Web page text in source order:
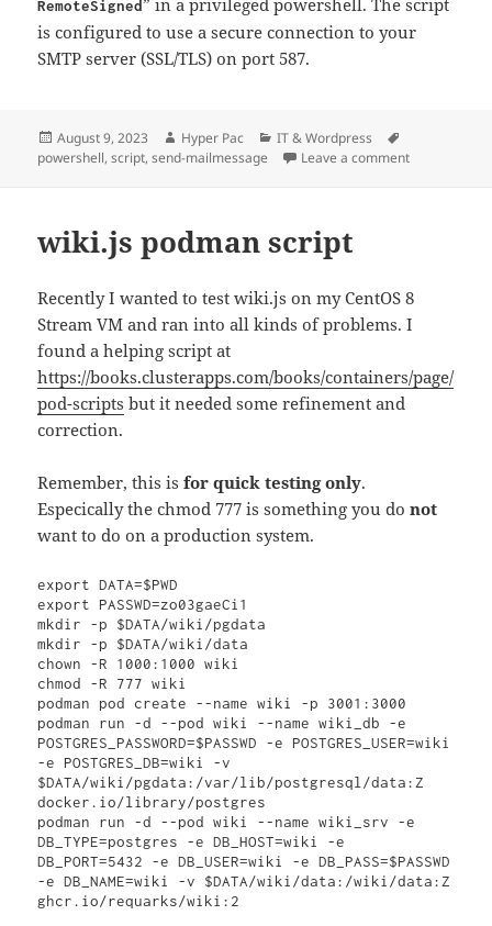
RemoteSigned” in a privileged powershell. The script
is configured to use a secure connection to your
SMTP server (SSL/TLS) on port 587.
Posted
on
August 9, 2023 Author
Hyper Pac Categories
IT & Wordpress
powershell,script,send-mailmessage Leave a commenton Send an
wiki.js podman script
Recently I wanted to test wiki.js on my CentOS 8
Stream VM and ran into all kinds of problems. I
found a helping script at
https://books.clusterapps.com/books/containers/page/
pod-scripts but it needed some refinement and
correction.
Remember, this isfor quick testing only.
Especically the chmod 777 is something you donot
want to do on a production system.
export DATA=$PWD
export PASSWD=zo03gaeCi1
mkdir -p $DATA/wiki/pgdata
mkdir -p $DATA/wiki/data
chown -R 1000:1000 wiki
chmod -R 777 wiki
podman pod create --name wiki -p 3001:3000
podman run -d --pod wiki --name wiki_db -e
POSTGRES_PASSWORD=$PASSWD -e POSTGRES_USER=wiki
-e POSTGRES_DB=wiki -v
$DATA/wiki/pgdata:/var/lib/postgresql/data:Z
docker.io/library/postgres
podman run -d --pod wiki --name wiki_srv -e
DB_TYPE=postgres -e DB_HOST=wiki -e
DB_PORT=5432 -e DB_USER=wiki -e DB_PASS=$PASSWD
-e DB_NAME=wiki -v $DATA/wiki/data:/wiki/data:Z
ghcr.io/requarks/wiki:2